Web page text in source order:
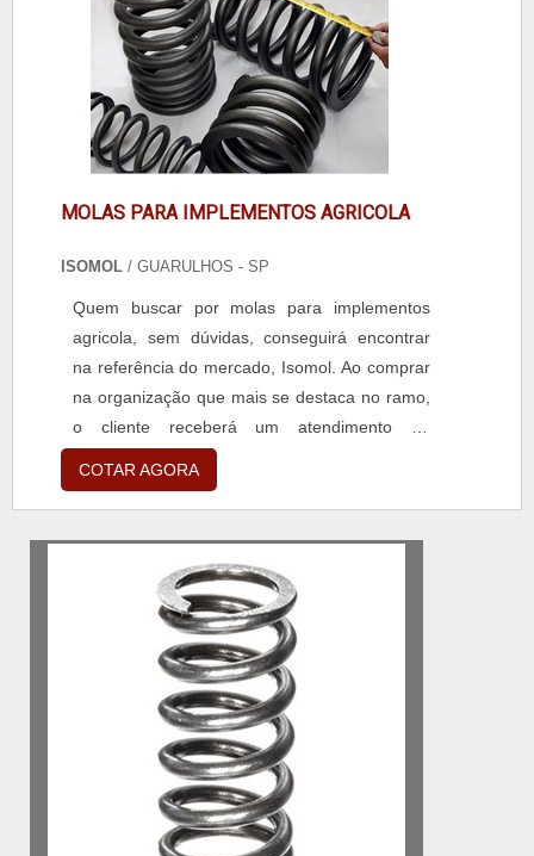
MOLAS PARA IMPLEMENTOS AGRICOLA
ISOMOL / GUARULHOS - SP
Quem buscar por molas para implementos
agricola, sem dúvidas, conseguirá encontrar
na referência do mercado, Isomol. Ao comprar
na organização que mais se destaca no ramo,
o cliente receberá um atendimento de
excelência e terá a garantia de adquirir
produtos que solucionem qualquer
IMPLEMENTOS AGRICOLASe alguém buscar
por molas para implementos agricola em uma
empresa responsável, descobrirá a Isomol.
COTAR AGORA